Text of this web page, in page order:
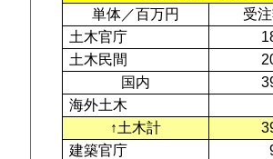
単体／百万円
受
土木官庁
土木民間
国内
海外土木
↑土木計
建築官庁